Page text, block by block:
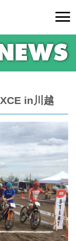
in川越